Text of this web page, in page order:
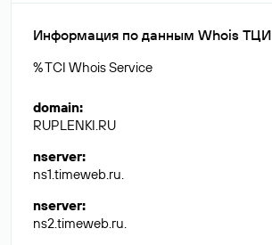
Информация по данным Whois ТЦИ
% TCI Whois Service
domain:
RUPLENKI.RU
nserver:
ns1.timeweb.ru.
nserver:
ns2.timeweb.ru.